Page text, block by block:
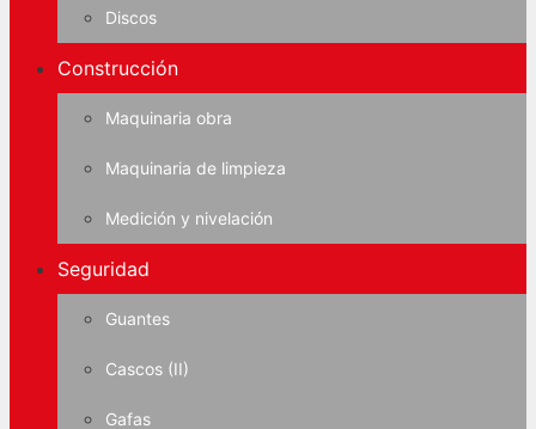
Discos
Construcción
Maquinaria obra
Maquinaria de limpieza
Medición y nivelación
Seguridad
Guantes
Cascos (II)
Gafas